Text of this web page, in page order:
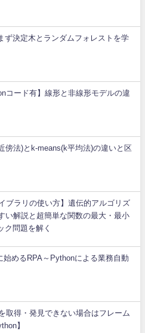
ず決定木とランダムフォレストを学
コード有】線形と非線形モデルの違
傍法)とk-means(k平均法)の違いと区
ブラリの使い方】遺伝的アルゴリズ
い解説と超簡単な関数の最大・最小
ク問題を解く
始めるRPA～Pythonによる業務自動
取得・発見できない場合はフレーム
】